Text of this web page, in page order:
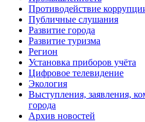
Противодействие
Публичные слушания
Развитие города
Развитие туризма
Регион
Установка приборов учёта
Цифровое телевидение
Экология
Выступления, заявления,
города
Архив новостей